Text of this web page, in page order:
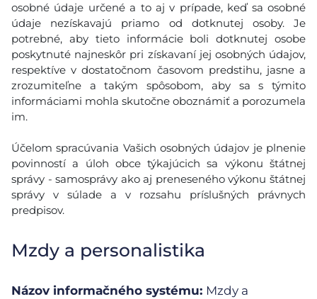
osobné údaje určené a to aj v prípade, keď sa osobné
údaje nezískavajú priamo od dotknutej osoby. Je
potrebné, aby tieto informácie boli dotknutej osobe
poskytnuté najneskôr pri získavaní jej osobných údajov,
respektíve v dostatočnom časovom predstihu, jasne a
zrozumiteľne a takým spôsobom, aby sa s týmito
informáciami mohla skutočne oboznámiť a porozumela
im.
Účelom spracúvania Vašich osobných údajov je plnenie
povinností a úloh obce týkajúcich sa výkonu štátnej
správy - samosprávy ako aj preneseného výkonu štátnej
správy v súlade a v rozsahu príslušných právnych
predpisov.
Mzdy a personalistika
Názov informačného systému: Mzdy a